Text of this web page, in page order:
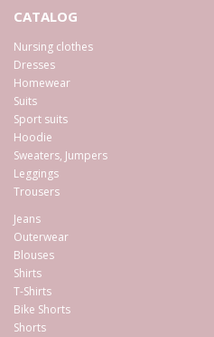
CATALOG
Nursing clothes
Dresses
Homewear
Suits
Sport suits
Hoodie
Sweaters, Jumpers
Leggings
Trousers
Jeans
Outerwear
Blouses
Shirts
T-Shirts
Bike Shorts
Shorts